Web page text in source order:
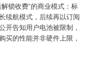
锁收费”的商业模式：标
续航模式，后续再以订阅
开告知用户电池被限制，
的性能并非硬件上限，